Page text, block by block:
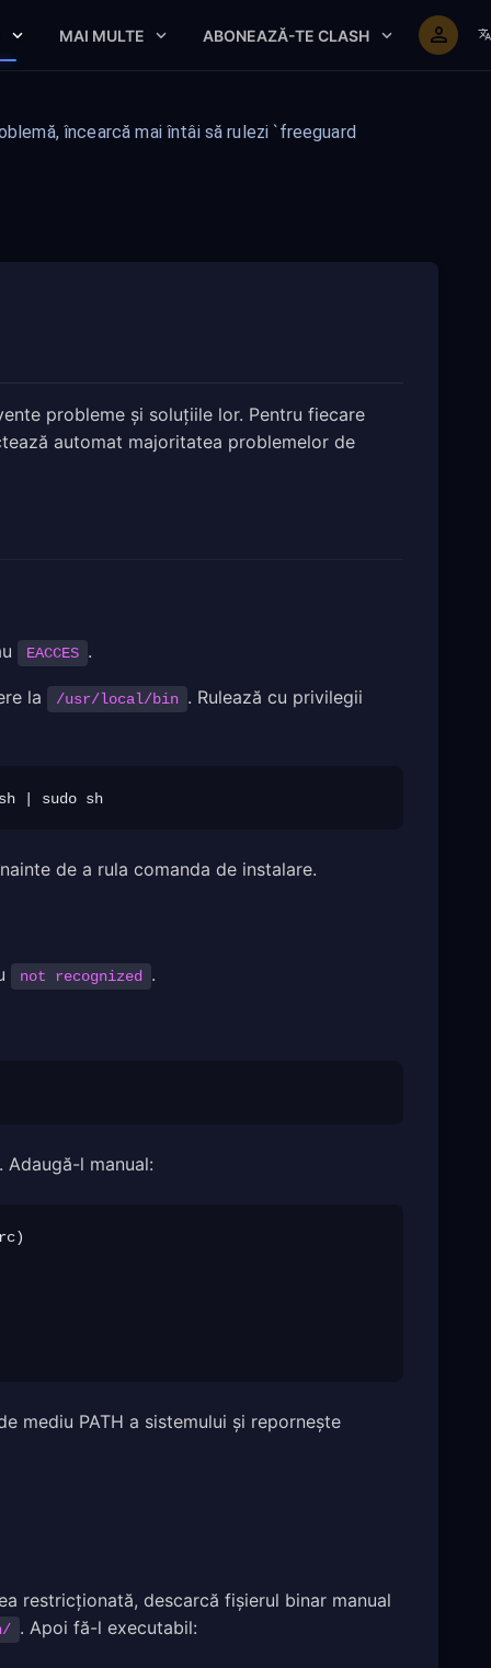
MAI MULTE ABONEAZĂ-TE CLASH
încearcă mai întâi să rulezi `freeguard
probleme și soluțiile lor. Pentru fiecare
automat majoritatea problemelor de
EACCES .
la /usr/local/bin . Rulează cu privilegii
de a rula comanda de instalare.
not recognized .
Adaugă-l manual:
mediu PATH a sistemului și repornește
restricționată, descarcă fișierul binar manual
. Apoi fă-l executabil: